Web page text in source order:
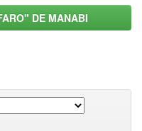
DE MANABI